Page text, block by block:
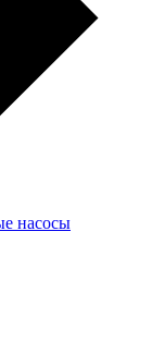
насосы